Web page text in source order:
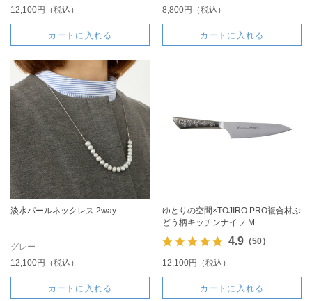
12,100円（税込）
カートに入れる
8,800円（税込）
カートに入れる
淡水パールネックレス 2way
グレー
12,100円（税込）
カートに入れる
ゆとりの空間×TOJIRO PRO複合材ぶ
どう柄キッチンナイフ M
4.9（50）
12,100円（税込）
カートに入れる